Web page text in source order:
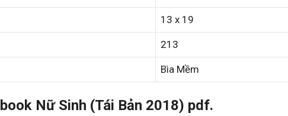
13 x 19
213
Bìa Mềm
Nữ Sinh (Tái Bản 2018) pdf.